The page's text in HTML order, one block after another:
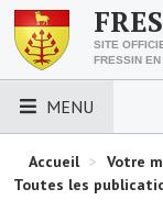
SITE
FRESSIN
MENU
LES ESSENTIELS
Accueil > Votre
Toutes les